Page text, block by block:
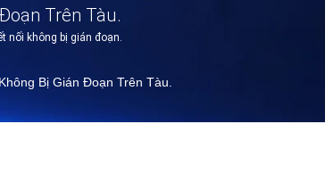
Trên Tàu.
nối không bị gián đoạn.
Bị Gián Đoạn Trên Tàu.